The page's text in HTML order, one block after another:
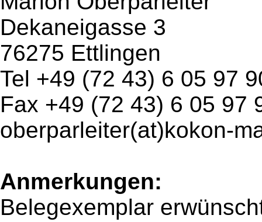
Dekaneigasse 3
76275 Ettlingen
Tel +49 (72 43) 6 05 97
Fax +49 (72 43) 6 05 97
oberparleiter(at)kokon-
Anmerkungen:
Belegexemplar